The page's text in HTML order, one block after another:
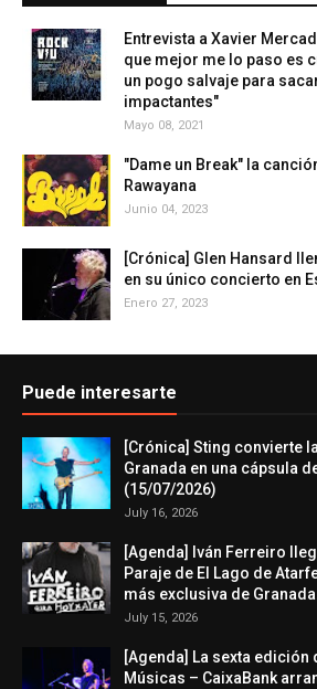
Entrevista a Xavier
que mejor me lo paso es
un pogo salvaje para
impactantes"
Mayo 08, 2021
"Dame un Break" la
Rawayana
Junio 04, 2023
[Crónica] Glen Hansard
en su único concierto en
Enero 27, 2023
Puede interesarte
[Crónica] Sting convierte
Granada en una cápsula
(15/07/2026)
July 16, 2026
[Agenda] Iván Ferreiro
Paraje de El Lago de
más exclusiva de
July 15, 2026
[Agenda] La sexta edición
Músicas – CaixaBank